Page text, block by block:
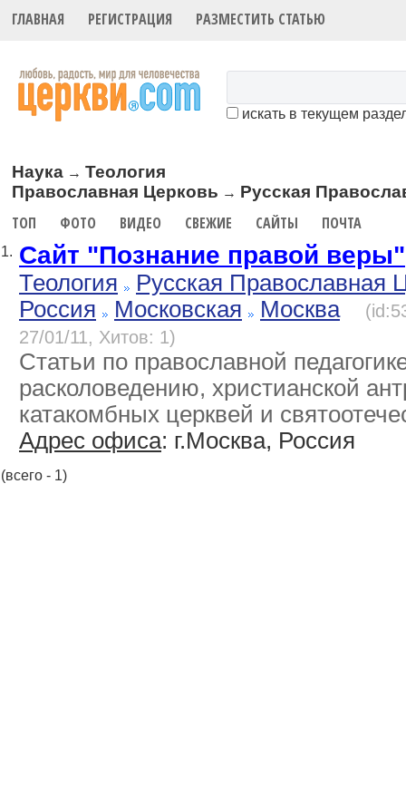
ГЛАВНАЯ РЕГИСТРАЦИЯ РАЗМЕСТИТЬ СТАТЬЮ
искать в текущем
Наука →Теология
Православная Церковь → Русская
ТОП ФОТО ВИДЕО СВЕЖИЕ САЙТЫ ПОЧТА
1. Сайт "Познание правой веры"
Теология
Русская Православная
Россия
Московская Москва
27/01/11, Хитов: 1)
Статьи по православной
расколоведению, христианской
катакомбных церквей и
Адрес офиса: г.Москва, Россия
(всего - 1)